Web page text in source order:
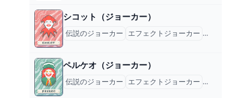
シコット（ジョーカー）
伝説のジョーカー エフェクトジョーカー ジョーカ
ペルケオ（ジョーカー）
伝説のジョーカー エフェクトジョーカー ジョーカ